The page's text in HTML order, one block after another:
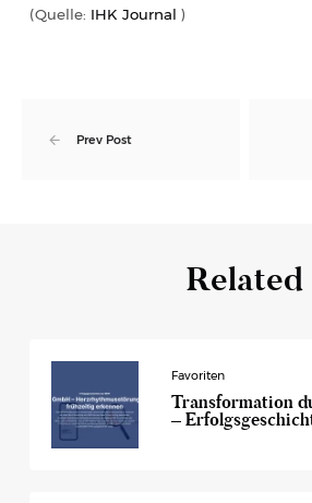
(Quelle: IHK Journal )
Prev Post
Related
Favoriten
Transformation
–